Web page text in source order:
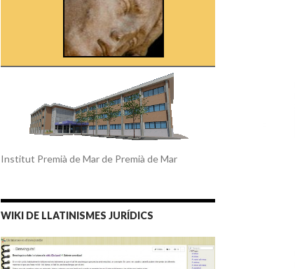
Institut Premià de Mar de Premià de Mar
WIKI DE LLATINISMES JURÍDICS